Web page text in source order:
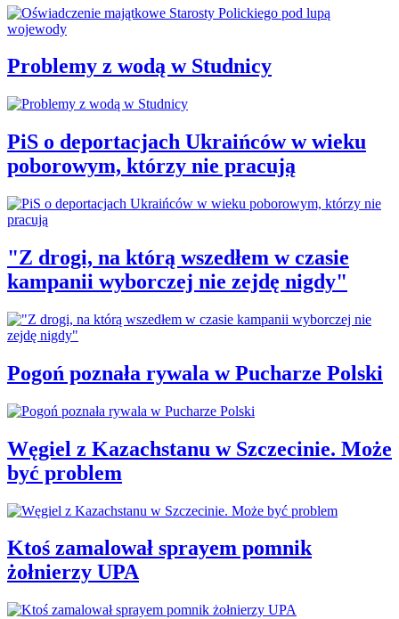
Problemy z wodą w Studnicy
PiS o deportacjach Ukraińców w wieku
poborowym, którzy nie pracują
"Z drogi, na którą wszedłem w czasie
kampanii wyborczej nie zejdę nigdy"
Pogoń poznała rywala w Pucharze Polski
Węgiel z Kazachstanu w Szczecinie. Może
być problem
Ktoś zamalował sprayem pomnik
żołnierzy UPA